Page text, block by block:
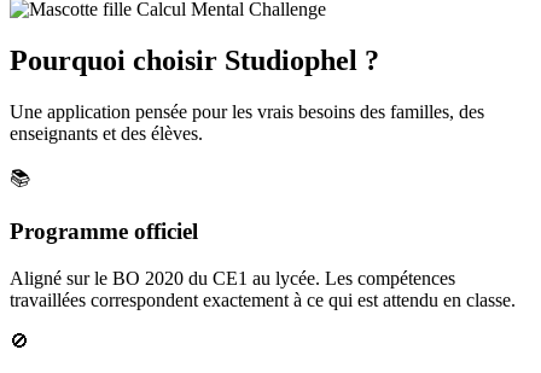
Pourquoi choisir Studiophel ?
Une application pensée pour les vrais besoins des familles, des
enseignants et des élèves.
📚
Programme officiel
Aligné sur le BO 2020 du CE1 au lycée. Les compétences
travaillées correspondent exactement à ce qui est attendu en classe.
🚫